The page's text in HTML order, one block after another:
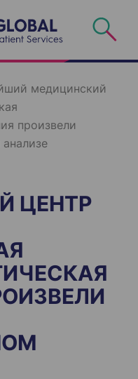
медицинский
произвели
ЦЕНТР